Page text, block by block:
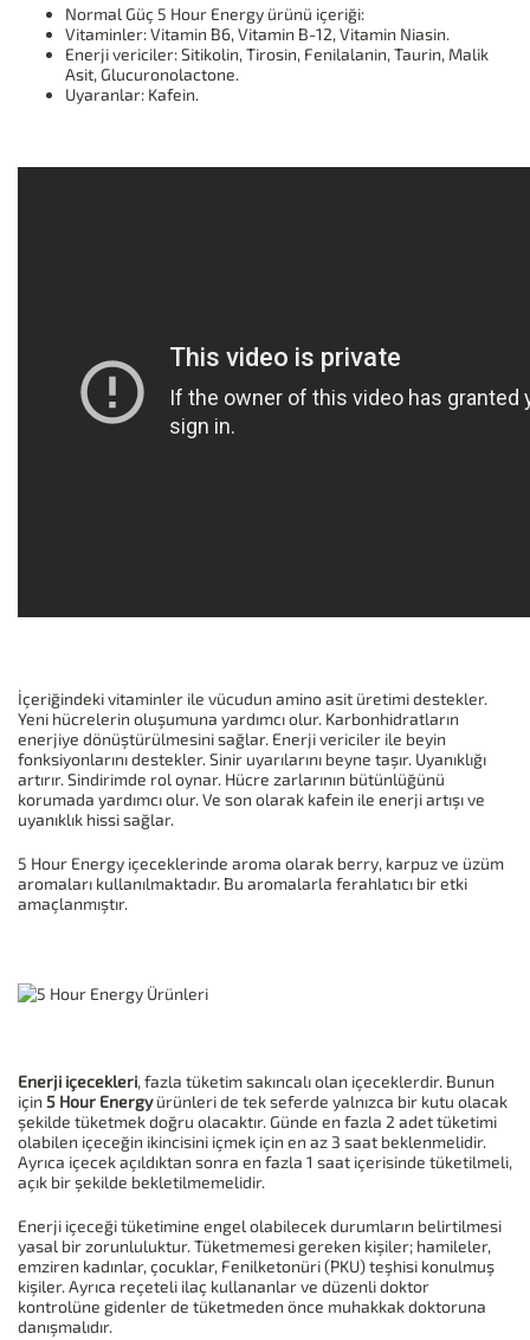
Normal Güç 5 Hour Energy ürünü içeriği:
Vitaminler: Vitamin B6, Vitamin B-12, Vitamin Niasin.
Enerji vericiler: Sitikolin, Tirosin, Fenilalanin, Taurin, Malik
Asit, Glucuronolactone.
Uyaranlar: Kafein.
İçeriğindeki vitaminler ile vücudun amino asit üretimi destekler.
Yeni hücrelerin oluşumuna yardımcı olur. Karbonhidratların
enerjiye dönüştürülmesini sağlar. Enerji vericiler ile beyin
fonksiyonlarını destekler. Sinir uyarılarını beyne taşır. Uyanıklığı
artırır. Sindirimde rol oynar. Hücre zarlarının bütünlüğünü
korumada yardımcı olur. Ve son olarak kafein ile enerji artışı ve
uyanıklık hissi sağlar.
5 Hour Energy içeceklerinde aroma olarak berry, karpuz ve üzüm
aromaları kullanılmaktadır. Bu aromalarla ferahlatıcı bir etki
amaçlanmıştır.
Enerji içecekleri, fazla tüketim sakıncalı olan içeceklerdir. Bunun
için 5 Hour Energyürünleride tek seferde yalnızca bir kutu olacak
şekilde tüketmek doğru olacaktır. Günde en fazla 2 adet tüketimi
olabilen içeceğin ikincisini içmek için en az 3 saat beklenmelidir.
Ayrıca içecek açıldıktan sonra en fazla 1 saat içerisinde tüketilmeli,
açık bir şekilde bekletilmemelidir.
Enerji içeceği tüketimine engel olabilecek durumların belirtilmesi
yasal bir zorunluluktur. Tüketmemesi gereken kişiler; hamileler,
emziren kadınlar, çocuklar, Fenilketonüri (PKU) teşhisi konulmuş
kişiler. Ayrıca reçeteli ilaç kullananlar ve düzenli doktor
kontrolüne gidenler de tüketmeden önce muhakkak doktoruna
danışmalıdır.